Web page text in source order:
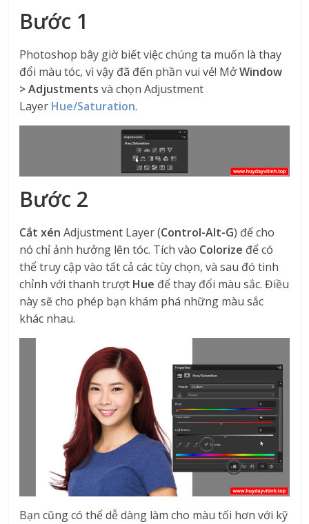
Bước 1
Photoshop bây giờ biết việc chúng ta muốn là thay
đổi màu tóc, vì vậy đã đến phần vui vẻ! MởWindow
> Adjustments và chọn Adjustment
Layer Hue/Saturation.
Bước 2
Cắt xén Adjustment Layer (Control-Alt-G) để cho
nó chỉ ảnh hưởng lên tóc. Tích vào Colorize để có
thể truy cập vào tất cả các tùy chọn, và sau đó tinh
chỉnh với thanh trượt Hue để thay đổi màu sắc. Điều
này sẽ cho phép bạn khám phá những màu sắc
khác nhau.
Bạn cũng có thể dễ dàng làm cho màu tối hơn với kỹ